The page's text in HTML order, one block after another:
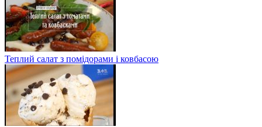
Теплий салат з помідорами і ковбасою